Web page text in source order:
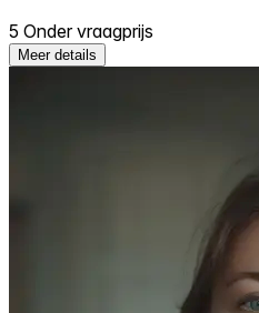
5 Onder vraagprijs
Meer details